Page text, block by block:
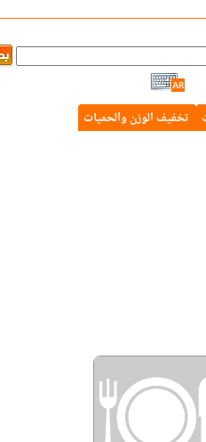
تخفيف الوزن والحميات